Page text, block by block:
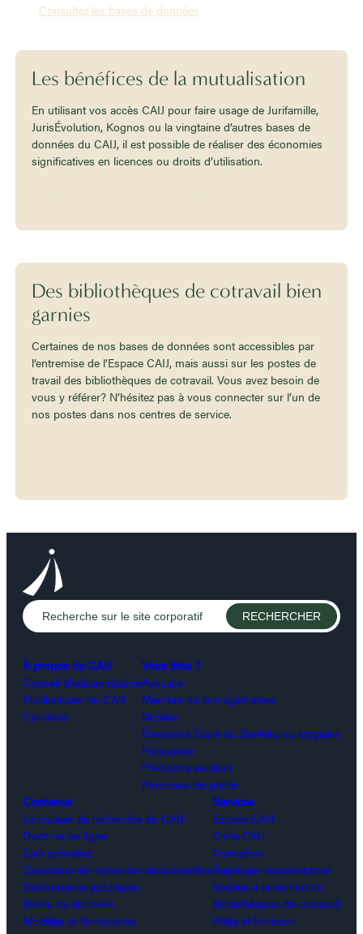
Consultez les bases de données
Les bénéfices de la mutualisation
En utilisant vos accès CAIJ pour faire usage de Jurifamille,
JurisÉvolution, Kognos ou la vingtaine d’autres bases de
données du CAIJ, il est possible de réaliser des économies
significatives en licences ou droits d’utilisation.
Des bibliothèques de cotravail bien
garnies
Certaines de nos bases de données sont accessibles par
l’entremise de l’Espace CAIJ, mais aussi sur les postes de
travail des bibliothèques de cotravail. Vous avez besoin de
vous y référer? N’hésitez pas à vous connecter sur l’un de
nos postes dans nos centres de service.
À propos du CAIJ
Conseil d’administration
Publications du CAIJ
Carrières
Vous êtes ?
Avocat.e
Membre de la magistrature
Notaire
Étudiant.e École du Barreau ou stagiaire
Parajuriste
Étudiant.e en droit
Personne du public
Contenus
Le moteur de recherche du CAIJ
Doctrine en ligne
Lois annotées
Questions de recherche documentées
Dictionnaires juridiques
Bases de données
Modèles et formulaires
Services
Espace CAIJ
Carte CAIJ
Formation
Repérage documentaire
Soutien à la recherche
Bibliothèques de cotravail
Prêts et livraison